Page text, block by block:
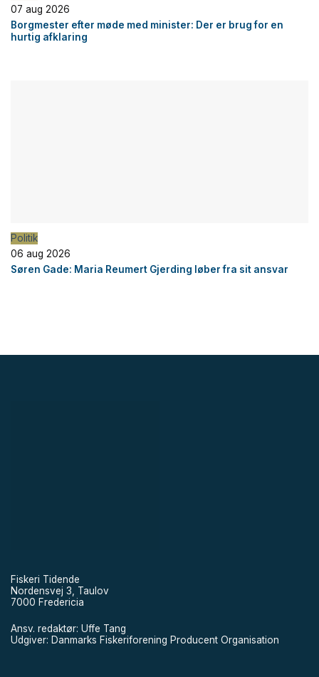
07 aug 2026
Borgmester efter møde med minister: Der er brug for en
hurtig afklaring
Politik
06 aug 2026
Søren Gade: Maria Reumert Gjerding løber fra sit ansvar
Fiskeri Tidende
Nordensvej 3, Taulov
7000 Fredericia
Ansv. redaktør: Uffe Tang
Udgiver: Danmarks Fiskeriforening Producent Organisation